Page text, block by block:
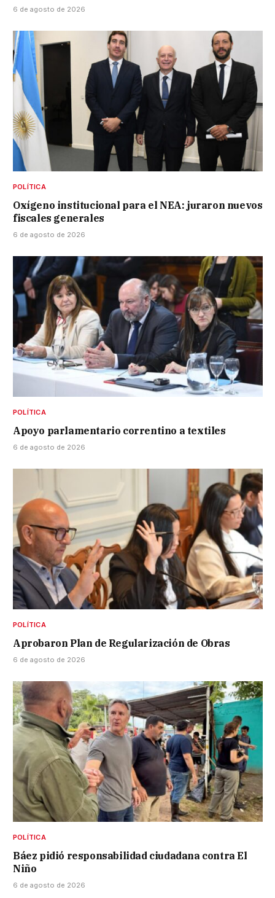
6 de agosto de 2026
POLÍTICA
Oxígeno institucional para el NEA: juraron nuevos
fiscales generales
6 de agosto de 2026
POLÍTICA
Apoyo parlamentario correntino a textiles
6 de agosto de 2026
POLÍTICA
Aprobaron Plan de Regularización de Obras
6 de agosto de 2026
POLÍTICA
Báez pidió responsabilidad ciudadana contra El
Niño
6 de agosto de 2026